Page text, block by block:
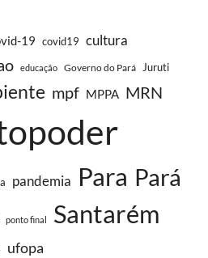
19 covid19 cultura
educação Governo do Pará Juruti
mpf MPPA MRN
pandemia Para Pará
ponto final Santarém
ufopa